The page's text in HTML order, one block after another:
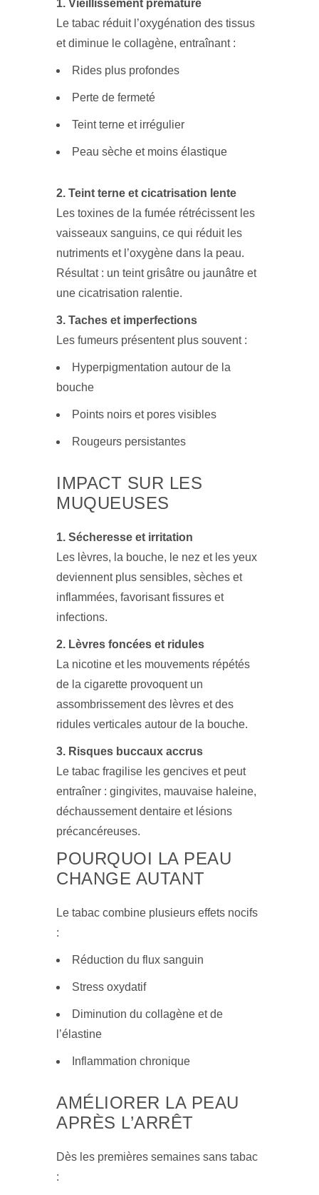
1. Vieillissement prématuré
Le tabac réduit l’oxygénation des tissus
et diminue le collagène, entraînant :
Rides plus profondes
Perte de fermeté
Teint terne et irrégulier
Peau sèche et moins élastique
2. Teint terne et cicatrisation lente
Les toxines de la fumée rétrécissent les
vaisseaux sanguins, ce qui réduit les
nutriments et l’oxygène dans la peau.
Résultat : un teint grisâtre ou jaunâtre et
une cicatrisation ralentie.
3. Taches et imperfections
Les fumeurs présentent plus souvent :
Hyperpigmentation autour de la
bouche
Points noirs et pores visibles
Rougeurs persistantes
IMPACT SUR LES
MUQUEUSES
1. Sécheresse et irritation
Les lèvres, la bouche, le nez et les yeux
deviennent plus sensibles, sèches et
inflammées, favorisant fissures et
infections.
2. Lèvres foncées et ridules
La nicotine et les mouvements répétés
de la cigarette provoquent un
assombrissement des lèvres et des
ridules verticales autour de la bouche.
3. Risques buccaux accrus
Le tabac fragilise les gencives et peut
entraîner : gingivites, mauvaise haleine,
déchaussement dentaire et lésions
précancéreuses.
POURQUOI LA PEAU
CHANGE AUTANT
Le tabac combine plusieurs effets nocifs
:
Réduction du flux sanguin
Stress oxydatif
Diminution du collagène et de
l’élastine
Inflammation chronique
AMÉLIORER LA PEAU
APRÈS L’ARRÊT
Dès les premières semaines sans tabac
: